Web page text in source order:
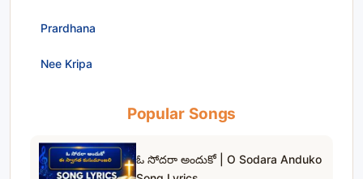
Prardhana
Nee Kripa
Popular Songs
ఓ సోదరా అందుకో | O Sodara Anduko